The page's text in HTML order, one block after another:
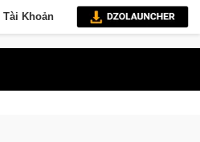
Tài Khoản